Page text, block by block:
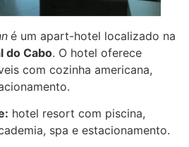
é um apart-hotel localizado na
do Cabo. O hotel oferece
com cozinha americana,
hotel resort com piscina,
spa e estacionamento.